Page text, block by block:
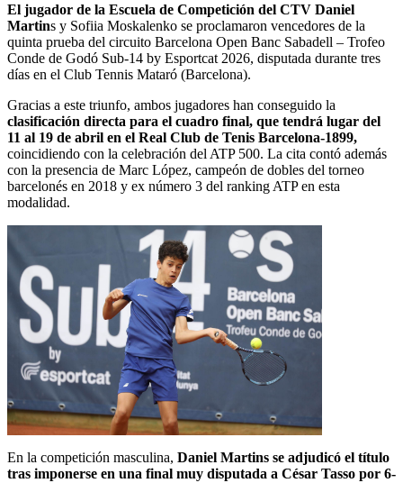
El jugador de la Escuela de Competición del CTV Daniel
Martins y Sofiia Moskalenko se proclamaron vencedores de la
quinta prueba del circuito Barcelona Open Banc Sabadell – Trofeo
Conde de Godó Sub-14 by Esportcat 2026, disputada durante tres
días en el Club Tennis Mataró (Barcelona).
Gracias a este triunfo, ambos jugadores han conseguido la
clasificación directa para el cuadro final, que tendrá lugar del
11 al 19 de abril en el Real Club de Tenis Barcelona-1899,
coincidiendo con la celebración del ATP 500. La cita contó además
con la presencia de Marc López, campeón de dobles del torneo
barcelonés en 2018 y ex número 3 del ranking ATP en esta
modalidad.
En la competición masculina, Daniel Martins se adjudicó el título
tras imponerse en una final muy disputada a César Tasso por 6-